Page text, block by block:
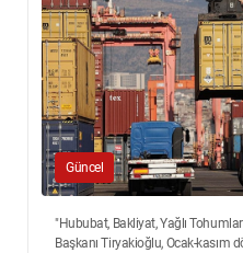
Güncel
"Hububat, Bakliyat, Yağlı
Başkanı Tiryakioğlu, Ocak-kasım